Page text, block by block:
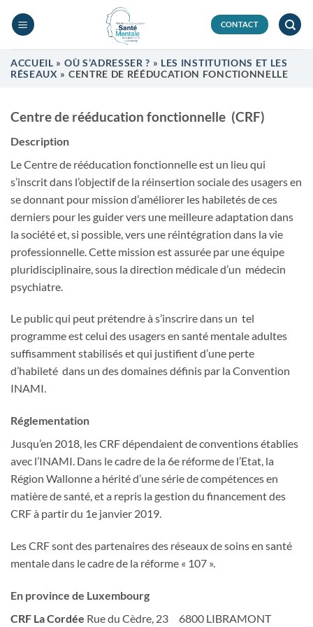
CONTACT
ACCUEIL » OÙ S’ADRESSER ? » LES INSTITUTIONS ET LES
RÉSEAUX » CENTRE DE RÉÉDUCATION FONCTIONNELLE
Centre de rééducation fonctionnelle (CRF)
Description
Le Centre de rééducation fonctionnelle est un lieu qui
s’inscrit dans l’objectif de la réinsertion sociale des usagers en
se donnant pour mission d’améliorer les habiletés de ces
derniers pour les guider vers une meilleure adaptation dans
la société et, si possible, vers une réintégration dans la vie
professionnelle. Cette mission est assurée par une équipe
pluridisciplinaire, sous la direction médicale d’un médecin
psychiatre.
Le public qui peut prétendre à s’inscrire dans un tel
programme est celui des usagers en santé mentale adultes
suffisamment stabilisés et qui justifient d’une perte
d’habileté dans un des domaines définis par la Convention
INAMI.
Réglementation
Jusqu’en 2018, les CRF dépendaient de conventions établies
avec l’INAMI. Dans le cadre de la 6e réforme de l’Etat, la
Région Wallonne a hérité d’une série de compétences en
matière de santé, et a repris la gestion du financement des
CRF à partir du 1e janvier 2019.
Les CRF sont des partenaires des réseaux de soins en santé
mentale dans le cadre de la réforme « 107 ».
En province de Luxembourg
CRF La Cordée Rue du Cèdre, 23 6800 LIBRAMONT